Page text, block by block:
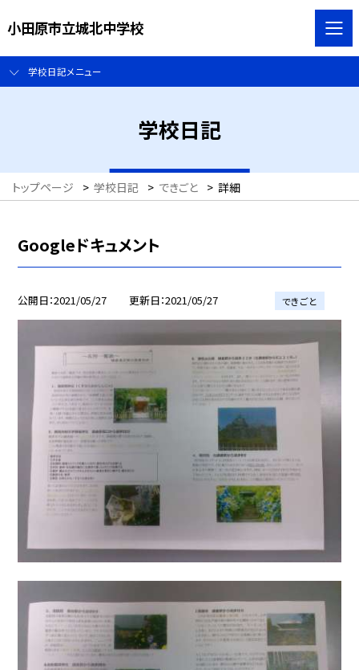
小田原市立城北中学校
学校日記メニュー
学校日記
トップページ > 学校日記 > できごと > 詳細
Googleドキュメント
公開日 2021/05/27 更新日 2021/05/27 できごと